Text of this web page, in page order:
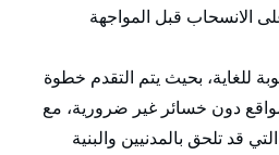
الانسحاب قبل المواجهة
للغاية، بحيث يتم التقدم خطوة
دون خسائر غير ضرورية، مع
قد تلحق بالمدنيين والبنية